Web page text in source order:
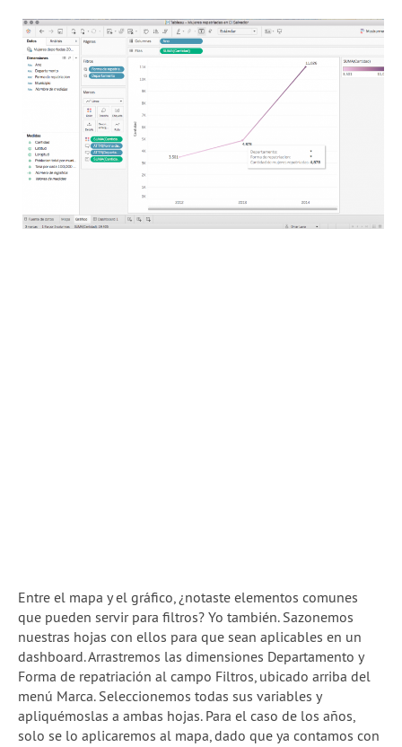
Entre el mapa y el gráfico, ¿notaste elementos comunes
que pueden servir para filtros? Yo también. Sazonemos
nuestras hojas con ellos para que sean aplicables en un
dashboard. Arrastremos las dimensiones Departamento y
Forma de repatriación al campo Filtros, ubicado arriba del
menú Marca. Seleccionemos todas sus variables y
apliquémoslas a ambas hojas. Para el caso de los años,
solo se lo aplicaremos al mapa, dado que ya contamos con